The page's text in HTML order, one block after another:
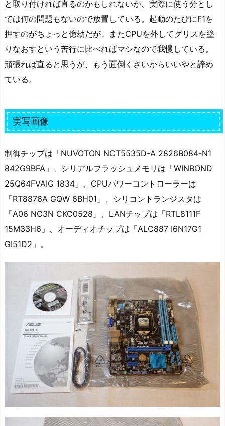
と取り付ければ直るのかもしれないが、実際に使う分とし
ては何の問題もないので放置している。起動のたびにF1を
押すのがちょっと億劫だが、またCPUを外してグリスを塗
りなおすという苦行に比べればマシなので我慢している。
頑張れば直ると思うが、もう面倒くさいからいいやと諦め
ている。
実写画像
制御チップは「NUVOTON NCT5535D-A 2826B084-N1
842G9BFA」、シリアルフラッシュメモリは「WINBOND
25Q64FVAIG 1834」、CPUパワーコントローラーは
「RT8876A GQW 6BH01」、シリコントランジスタは
「A06 NO3N CKC0528」、LANチップは「RTL8111F
15M33H6」、オーディオチップは「ALC887 I6N17G1
GI51D2」。